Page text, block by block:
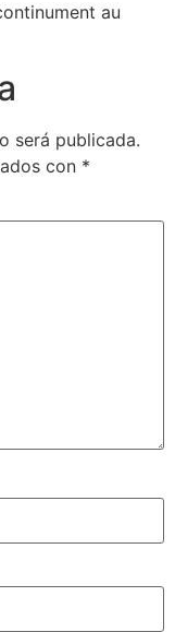
au
será publicada.
con *